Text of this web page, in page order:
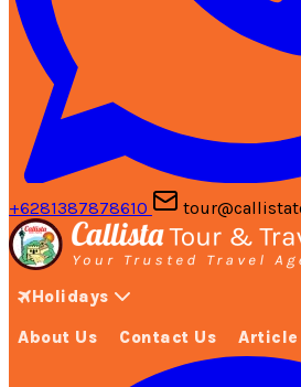
+6281387878610
Holidays
About Us Contact Us Article